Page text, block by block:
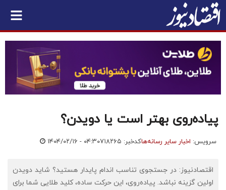
پیاده‌روی بهتر است یا دویدن؟
سرویس: اخبار سایر رسانه‌هاکدخبر: ۷۱۸۲۶۵ ۱۴۰۴/۰۲/۱۶ - ۰۴:۳۰
اقتصادنیوز: در جستجوی تناسب اندام پایدار هستید؟ شاید دویدن
اولین گزینه نباشد. پیاده‌روی، این حرکت ساده، کلید طلایی شما برای